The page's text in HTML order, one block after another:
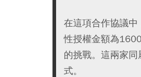
在這項合作協議中
性授權金額為
的挑戰。這兩家
式。